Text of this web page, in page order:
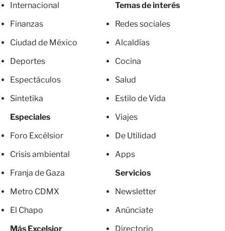
Internacional
Finanzas
Ciudad de México
Deportes
Espectáculos
Sintetika
Especiales
Foro Excélsior
Crisis ambiental
Franja de Gaza
Metro CDMX
El Chapo
Más Excelsior
Temas de interés
Redes sociales
Alcaldías
Cocina
Salud
Estilo de Vida
Viajes
De Utilidad
Apps
Servicios
Newsletter
Anúnciate
Directorio